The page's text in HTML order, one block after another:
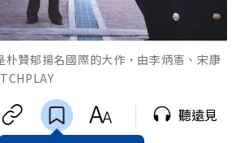
朴贊郁揚名國際的大作，由李炳憲、宋康
聽遠見